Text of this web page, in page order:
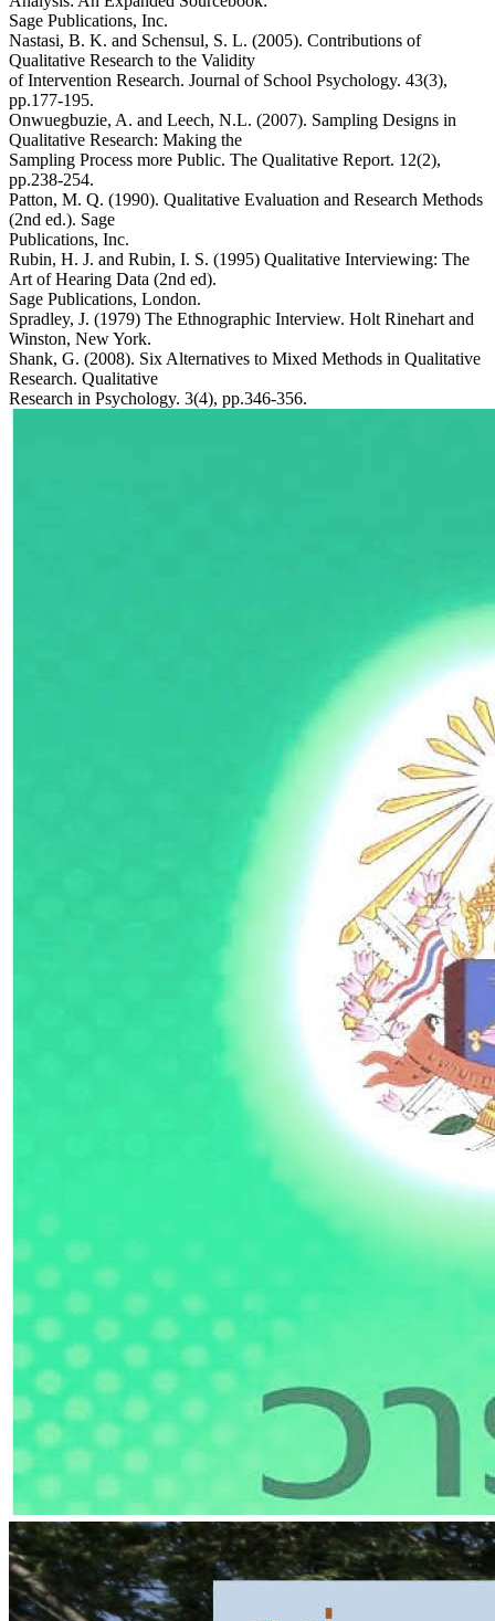
Sage Publications, Inc.
Nastasi, B. K. and Schensul, S. L. (2005). Contributions of
Qualitative Research to the Validity
of Intervention Research. Journal of School Psychology. 43(3),
pp.177-195.
Onwuegbuzie, A. and Leech, N.L. (2007). Sampling Designs in
Qualitative Research: Making the
Sampling Process more Public. The Qualitative Report. 12(2),
pp.238-254.
Patton, M. Q. (1990). Qualitative Evaluation and Research Methods
(2nd ed.). Sage
Publications, Inc.
Rubin, H. J. and Rubin, I. S. (1995) Qualitative Interviewing: The
Art of Hearing Data (2nd ed).
Sage Publications, London.
Spradley, J. (1979) The Ethnographic Interview. Holt Rinehart and
Winston, New York.
Shank, G. (2008). Six Alternatives to Mixed Methods in Qualitative
Research. Qualitative
Research in Psychology. 3(4), pp.346-356.